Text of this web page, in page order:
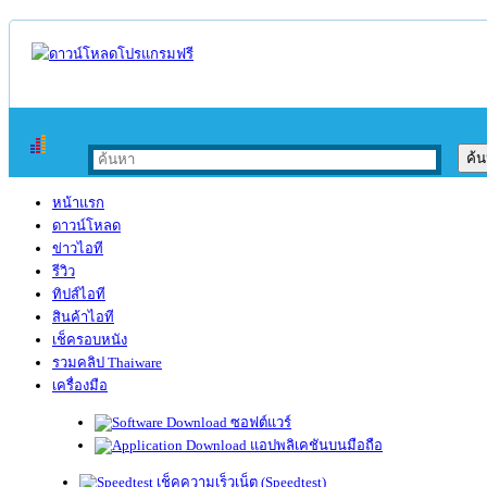
หน้าแรก
ดาวน์โหลด
ข่าวไอที
รีวิว
ทิปส์ไอที
สินค้าไอที
เช็ครอบหนัง
รวมคลิป Thaiware
เครื่องมือ
ซอฟต์แวร์
แอปพลิเคชันบนมือถือ
เช็คความเร็วเน็ต (Speedtest)